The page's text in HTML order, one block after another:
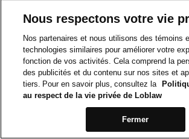
Nous respectons votre vie
Nos partenaires et nous utilisons des témoins
technologies similaires pour améliorer votre
fonction de vos activités. Cela comprend la
des publicités et du contenu sur nos sites et
tiers. Pour en savoir plus, consultez la
au respect de la vie privée de Loblaw
Fermer